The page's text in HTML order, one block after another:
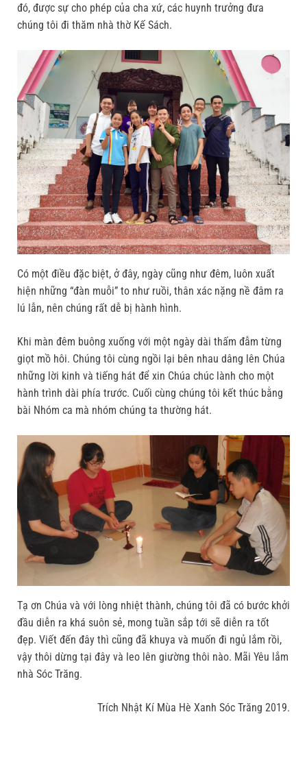
đó, được sự cho phép của cha xứ, các huynh trưởng đưa
chúng tôi đi thăm nhà thờ Kế Sách.
Có một điều đặc biệt, ở đây, ngày cũng như đêm, luôn xuất
hiện những “đàn muỗi” to như ruồi, thân xác nặng nề đâm ra
lú lẫn, nên chúng rất dễ bị hành hình.
Khi màn đêm buông xuống với một ngày dài thấm đẫm từng
giọt mồ hôi. Chúng tôi cùng ngồi lại bên nhau dâng lên Chúa
những lời kinh và tiếng hát để xin Chúa chúc lành cho một
hành trình dài phía trước. Cuối cùng chúng tôi kết thúc bằng
bài Nhóm ca mà nhóm chúng ta thường hát.
Tạ ơn Chúa và với lòng nhiệt thành, chúng tôi đã có bước khởi
đầu diễn ra khá suôn sẻ, mong tuần sắp tới sẽ diễn ra tốt
đẹp. Viết đến đây thì cũng đã khuya và muốn đi ngủ lắm rồi,
vậy thôi dừng tại đây và leo lên giường thôi nào. Mãi Yêu lắm
nhà Sóc Trăng.
Trích Nhật Kí Mùa Hè Xanh Sóc Trăng 2019.